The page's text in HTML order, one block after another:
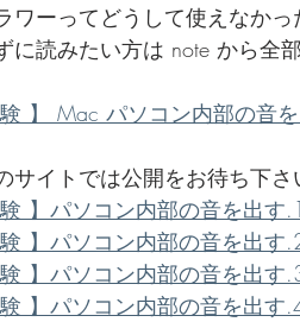
るまでを追ったドキュメンタリー
ワーってどうして使えなか
に読みたい方は note から全
験 】 Mac パソコン内部の音
サイトでは公開をお待ち下さ
験 】パソコン内部の音を出
験 】パソコン内部の音を出
験 】パソコン内部の音を出
験 】パソコン内部の音を出